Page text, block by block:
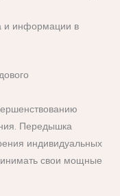
и информации в
Передышка
индивидуальных
свои мощные